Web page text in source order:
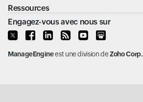
Ressources
Engagez-vous avec nous sur
ManageEngineest une division deZoho Corp.